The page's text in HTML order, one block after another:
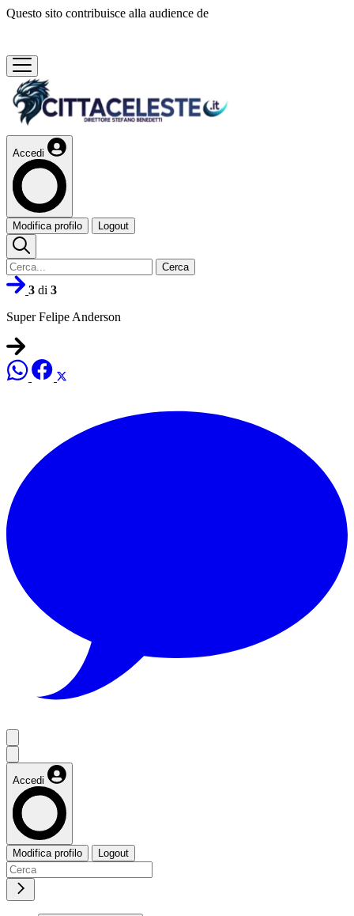
Questo sito contribuisce alla audience de
Accedi
Modifica profilo Logout
Cerca
3 di 3
Super Felipe Anderson
Accedi
Modifica profilo Logout